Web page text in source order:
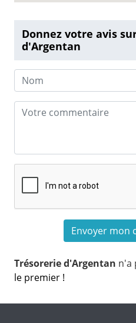
Donnez votre avis
d'Argentan
Trésorerie d'Argentan n'a
le premier !